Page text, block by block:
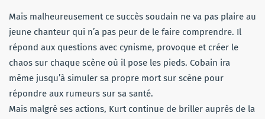
Mais malheureusement ce succès soudain ne va pas plaire au
jeune chanteur qui n’a pas peur de le faire comprendre. Il
répond aux questions avec cynisme, provoque et créer le
chaos sur chaque scène où il pose les pieds. Cobain ira
même jusqu’à simuler sa propre mort sur scène pour
répondre aux rumeurs sur sa santé.
Mais malgré ses actions, Kurt continue de briller auprès de la